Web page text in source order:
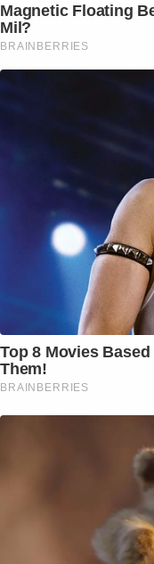
Magnetic Floating
Mil?
BRAINBERRIES
Top 8 Movies
Them!
BRAINBERRIES